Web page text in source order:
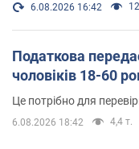
6.08.2026 16:42
Податкова
чоловіків 18-60
Це потрібно для
6.08.2026 18:42 4,4 т.